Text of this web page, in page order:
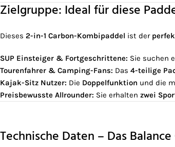
Zielgruppe: Ideal für diese
Dieses 2-in-1 Carbon-Kombipaddel ist der
SUP Einsteiger & Fortgeschrittene: Sie suchen
Tourenfahrer & Camping-Fans: Das 4-teilige
Kajak-Sitz Nutzer: Die Doppelfunktion und die
Preisbewusste Allrounder: Sie erhalten zwei
Technische Daten – Das